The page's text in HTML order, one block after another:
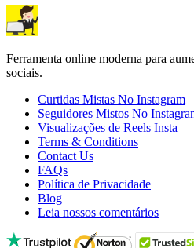
Ferramenta online moderna para
sociais.
Curtidas Mistas No Instagram
Seguidores Mistos No
Visualizações de Reels Insta
Terms & Conditions
Contact Us
FAQs
Política de Privacidade
Blog
Leia nossos comentários